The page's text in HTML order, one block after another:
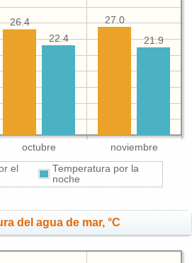
octubre noviembre
27.0
26.4
21.9
22.4
el
Temperatura por la
noche
del agua de mar, °C